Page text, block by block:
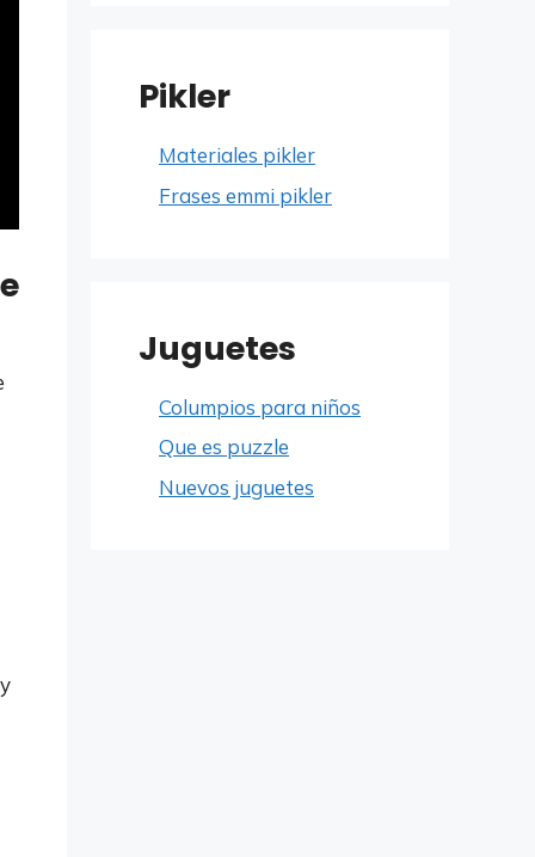
Pikler
Materiales pikler
Frases emmi pikler
Juguetes
Columpios para niños
Que es puzzle
Nuevos juguetes